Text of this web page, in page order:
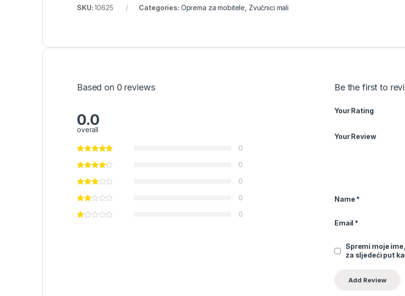
SKU:10625 Categories: Oprema za mobitele Zvučnici mali
Based on 0 reviews
0.0
overall
0
0
0
0
0
Be the first to
Your Rating
Your Review
Name *
Email *
Spremi moje
za sljedeći put